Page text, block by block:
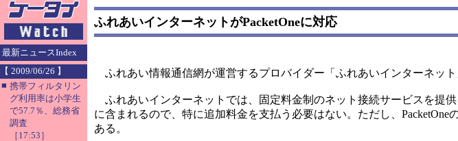
最新ニュースIndex
【 2009/06/26 】
■ 携帯フィルタリン
グ利用率は小学生
で57.7％、総務省
調査
［17:53］
ふれあいインターネットがPacketOneに対応
ふれあい情報通信網が運営するプロバイダー「ふれあいインターネット
ふれあいインターネットでは、固定料金制のネット接続サービスを提
に含まれるので、特に追加料金を支払う必要はない。ただし、
ある。